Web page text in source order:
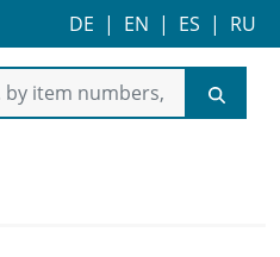
DE | EN | ES | RU